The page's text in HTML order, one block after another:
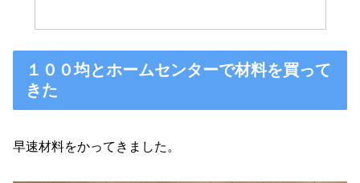
１００均とホームセンターで材料を買って
きた
早速材料をかってきました。